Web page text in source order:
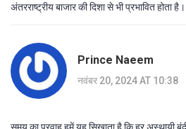
अंतरराष्ट्रीय बाजार की दिशा से भी प्रभावित होता है।
Prince Naeem
नवंबर 20, 2024 AT 10:38